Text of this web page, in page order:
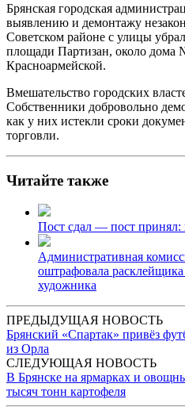
Брянская городская
выявлению и демонтажу
Советском районе с улицы
площади Партизан, около дома
Красноармейской.
Вмешательство городских
Собственники добровольно
как у них истекли сроки
торговли.
Читайте также
Пост сдал — пост
Административная
оштрафовала
художника
ПРЕДЫДУЩАЯ НОВОСТЬ
Брянский «Спартак» привёз
из Орла
СЛЕДУЮЩАЯ НОВОСТЬ
В Брянске на ярмарках и
тысяч тонн картофеля